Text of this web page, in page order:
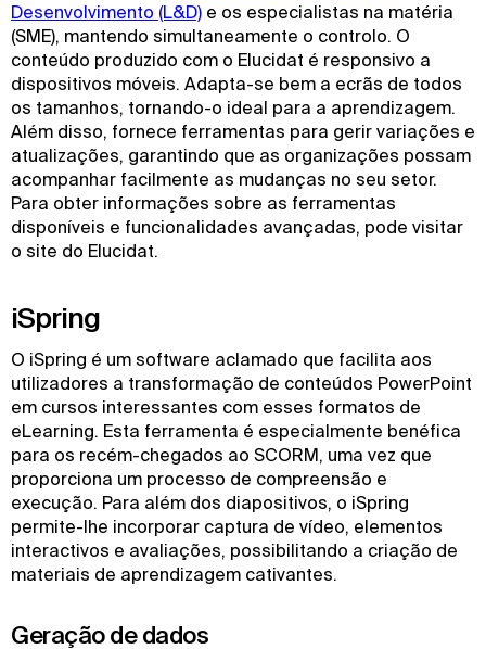
Desenvolvimento (L&D) e os especialistas na matéria
(SME), mantendo simultaneamente o controlo. O
conteúdo produzido com o Elucidat é responsivo a
dispositivos móveis. Adapta-se bem a ecrãs de todos
os tamanhos, tornando-o ideal para a aprendizagem.
Além disso, fornece ferramentas para gerir variações e
atualizações, garantindo que as organizações possam
acompanhar facilmente as mudanças no seu setor.
Para obter informações sobre as ferramentas
disponíveis e funcionalidades avançadas, pode visitar
o site do Elucidat.
iSpring
O iSpring é um software aclamado que facilita aos
utilizadores a transformação de conteúdos PowerPoint
em cursos interessantes com esses formatos de
eLearning. Esta ferramenta é especialmente benéfica
para os recém-chegados ao SCORM, uma vez que
proporciona um processo de compreensão e
execução. Para além dos diapositivos, o iSpring
permite-lhe incorporar captura de vídeo, elementos
interactivos e avaliações, possibilitando a criação de
materiais de aprendizagem cativantes.
Geração de dados